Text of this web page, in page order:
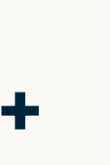
+